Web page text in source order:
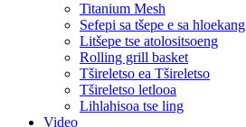
Titanium Mesh
Sefepi sa tšepe e sa hloekang
Litšepe tse atolositsoeng
Rolling grill basket
Tšireletso ea Tšireletso
Tšireletso letlooa
Lihlahisoa tse ling
Video